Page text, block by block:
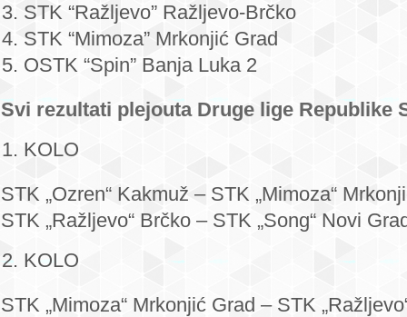
STK “Ražljevo” Ražljevo-Brčko
STK “Mimoza” Mrkonjić Grad
OSTK “Spin” Banja Luka 2
Svi rezultati plejouta Druge lige Republike
KOLO
STK „Ozren“ Kakmuž – STK „Mimoza“
STK „Ražljevo“ Brčko – STK „Song“ Novi
KOLO
STK „Mimoza“ Mrkonjić Grad – STK